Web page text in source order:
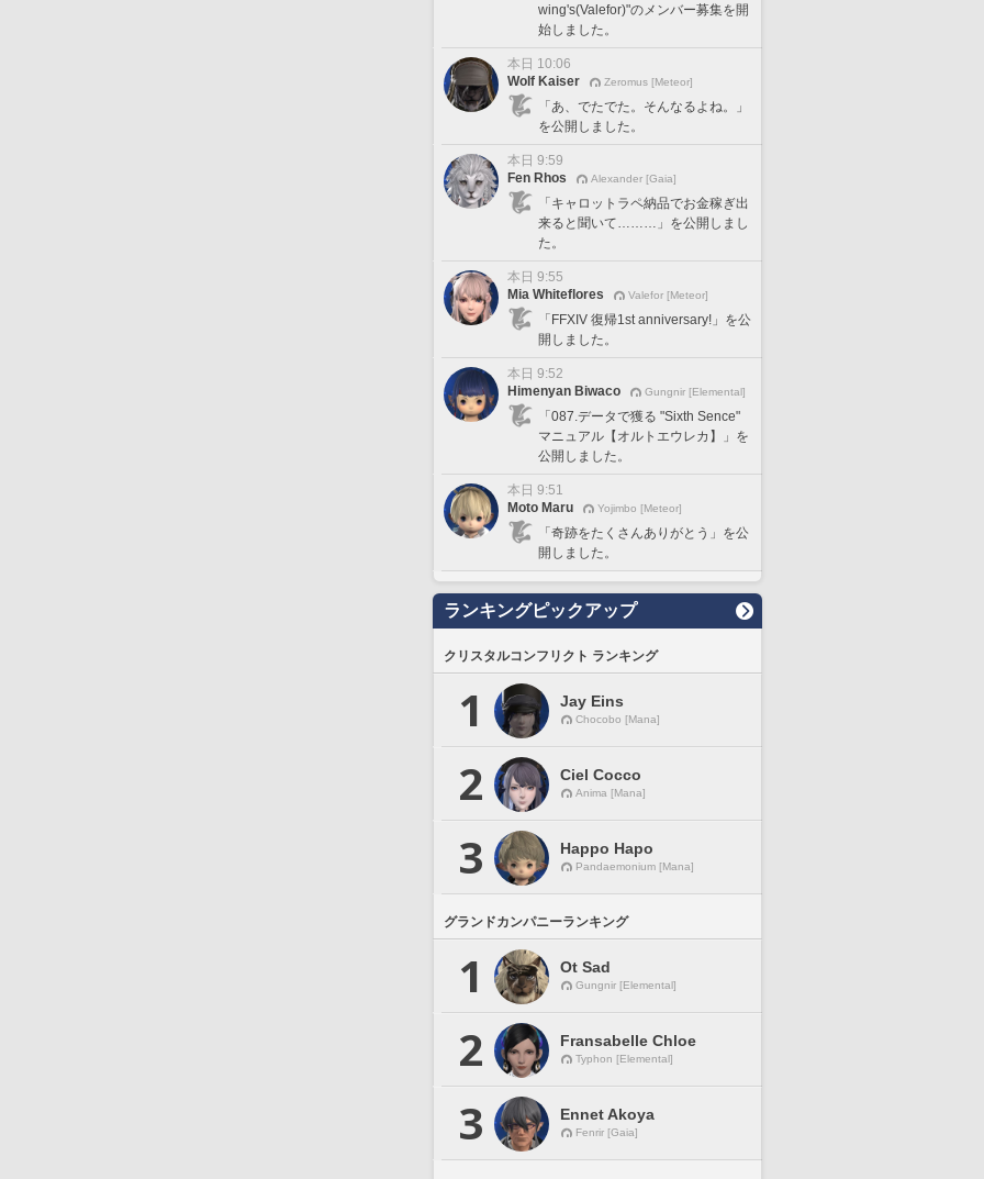
wing's(Valefor)"のメンバー募集を開
始しました。
本日 10:06
Wolf Kaiser
Zeromus [Meteor]
「あ、でたでた。そんなるよね。」
を公開しました。
本日 9:59
Fen Rhos
Alexander [Gaia]
「キャロットラペ納品でお金稼ぎ出
来ると聞いて………」を公開しまし
た。
本日 9:55
Mia Whiteflores
Valefor [Meteor]
「FFXIV 復帰1st anniversary!」を公
開しました。
本日 9:52
Himenyan Biwaco
Gungnir [Elemental]
「087.データで獲る "Sixth Sence"
マニュアル【オルトエウレカ】」を
公開しました。
本日 9:51
Moto Maru
Yojimbo [Meteor]
「奇跡をたくさんありがとう」を公
開しました。
ランキングピックアップ
クリスタルコンフリクト ランキング
1 Jay Eins
Chocobo [Mana]
2 Ciel Cocco
Anima [Mana]
3 Happo Hapo
Pandaemonium [Mana]
グランドカンパニーランキング
1 Ot Sad
Gungnir [Elemental]
2 Fransabelle Chloe
Typhon [Elemental]
3 Ennet Akoya
Fenrir [Gaia]